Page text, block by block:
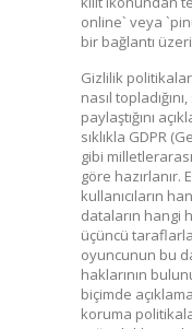
online` veya
bir bağlantı
Gizlilik
nasıl
paylaştığını
sıklıkla GDPR
gibi
göre
kullanıcıların
dataların hangi
üçüncü taraflarla
oyuncunun bu
haklarının
biçimde
koruma